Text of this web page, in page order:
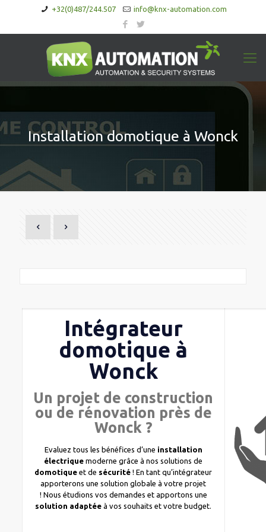
+32(0)487/244.507 info@knx-automation.com
Installation domotique à Wonck
Intégrateur
domotique à
Wonck
Un projet de construction
ou de rénovation près de
Wonck ?
Evaluez tous les bénéfices d’une installation
électrique moderne grâce à nos solutions de
domotique et de sécurité ! En tant qu’intégrateur
apporterons une solution globale à votre projet
! Nous étudions vos demandes et apportons une
solution adaptéeà vos souhaits et votre budget.